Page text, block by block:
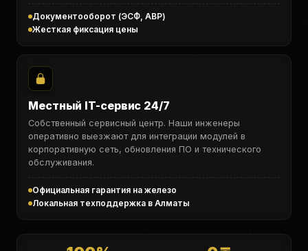
Документооборот (ЭСФ, АВР)
Жесткая фиксация цены
Местный IT-сервис 24/7
Собственный сервисный центр. Наши инженеры
оперативно выезжают для интеграции модулей в
корпоративную сеть, обновления ПО и технического
обслуживания.
Официальная гарантия на железо
Локальная техподдержка в Алматы